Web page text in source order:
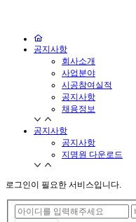
공지사항
회사소개
사업분야
시공참여실적
공지사항
채용정보
공지사항
공지사항
지명원 다운로드
로그인이 필요한 서비스입니다.